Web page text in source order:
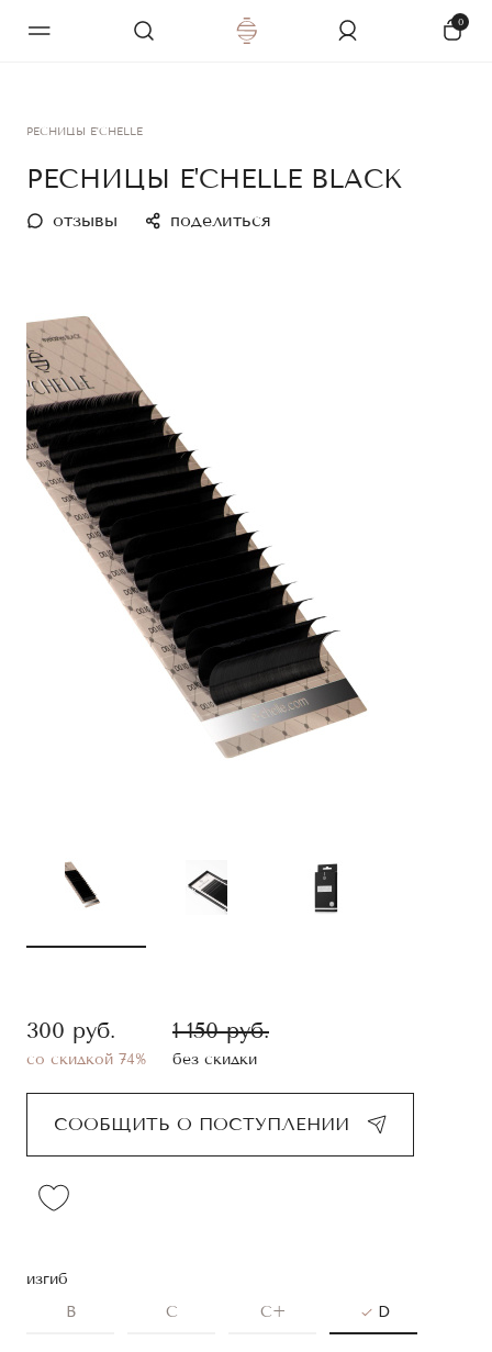
0
РЕСНИЦЫ E'CHELLE
РЕСНИЦЫ E'CHELLE BLACK
отзывы поделиться
изгиб
B
C C+ D
300 руб.
со скидкой 74%
1 150руб.
без скидки
СООБЩИТЬ О ПОСТУПЛЕНИИ